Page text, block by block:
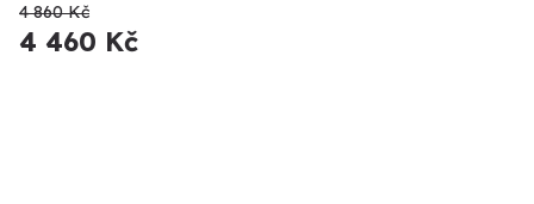
4 860 Kč
4 460 Kč